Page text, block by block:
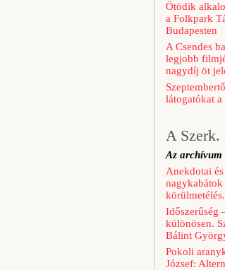
Ötödik
a Folkpark
Budapesten
A Csendes
legjobb
nagydíj öt
látogatókat
A Szerk.
Az archívum
Anekdotai
Időszerűség
különösen.
Bálint
Pokoli
József: